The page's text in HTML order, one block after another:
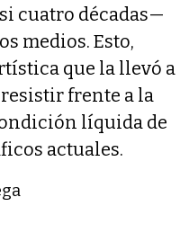
cuatro décadas—
medios. Esto,
que la llevó a
frente a la
líquida de
actuales.